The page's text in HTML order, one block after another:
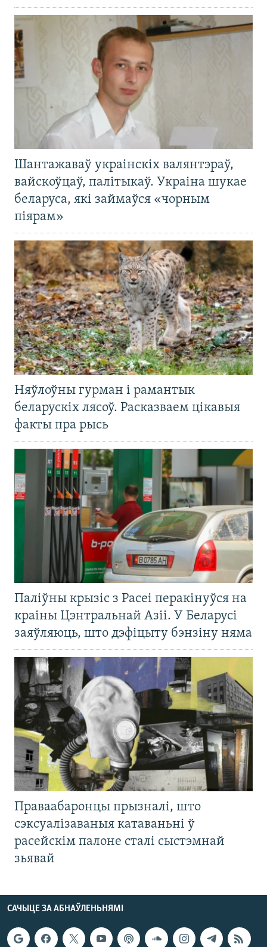
Шантажаваў украінскіх валянтэраў,
вайскоўцаў, палітыкаў. Украіна шукае
беларуса, які займаўся «чорным
піярам»
Няўлоўны гурман і рамантык
беларускіх лясоў. Расказваем цікавыя
факты пра рысь
Паліўны крызіс з Расеі перакінуўся на
краіны Цэнтральнай Азіі. У Беларусі
заяўляюць, што дэфіцыту бэнзіну няма
Праваабаронцы прызналі, што
сэксуалізаваныя катаваньні ў
расейскім палоне сталі сыстэмнай
зьявай
САЧЫЦЕ ЗА АБНАЎЛЕНЬНЯМІ